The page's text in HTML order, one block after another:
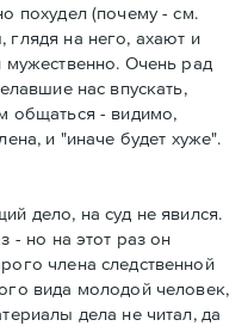
похудел (почему - см.
на него, ахают и
Очень рад
нас впускать,
общаться - видимо,
и "иначе будет хуже".
дело, на суд не явился.
- но на этот раз он
члена следственной
вида молодой человек,
дела не читал, да